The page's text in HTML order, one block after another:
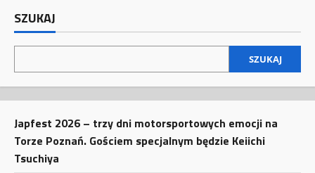
SZUKAJ
SZUKAJ
Japfest 2026 – trzy dni motorsportowych emocji na
Torze Poznań. Gościem specjalnym będzie Keiichi
Tsuchiya